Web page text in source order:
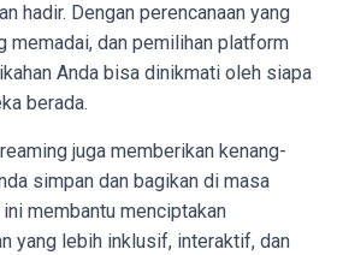
hadir. Dengan perencanaan yang
memadai, dan pemilihan platform
Anda bisa dinikmati oleh siapa
berada.
juga memberikan kenang-
simpan dan bagikan di masa
membantu menciptakan
yang lebih inklusif, interaktif, dan